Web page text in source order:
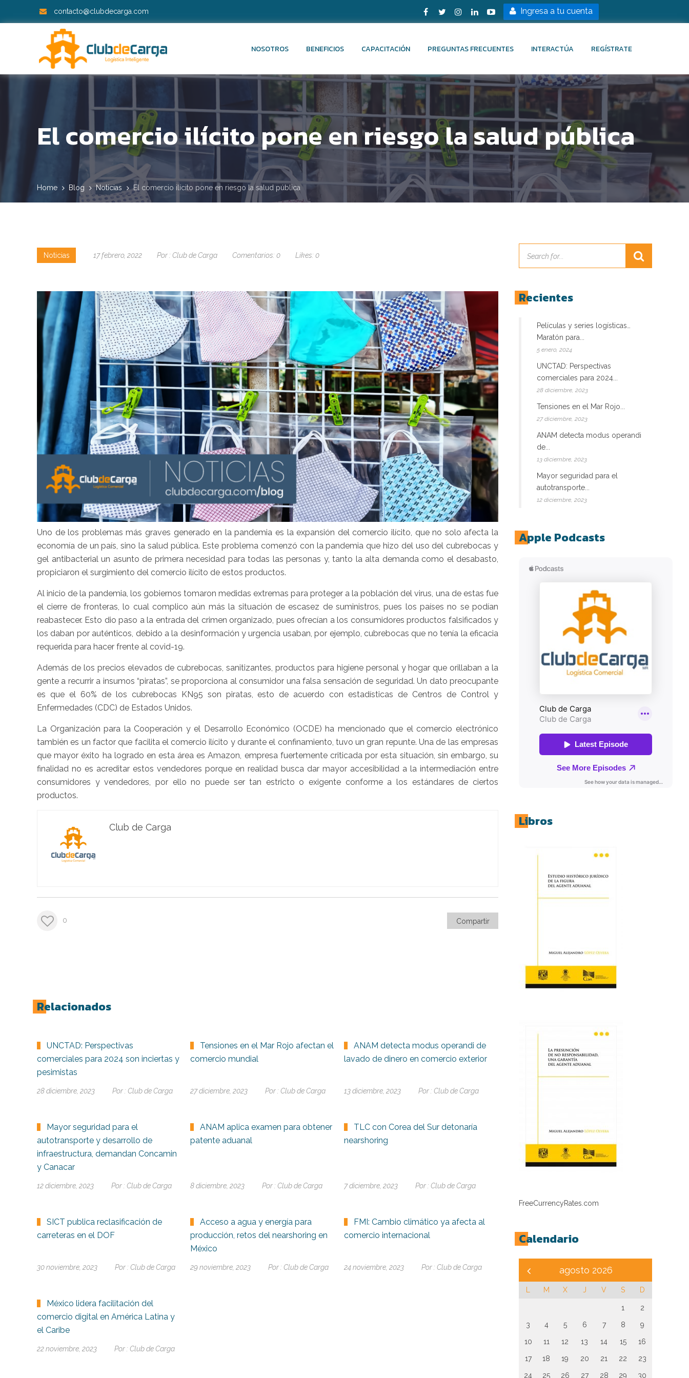
contacto@clubdecarga.com Ingresa a tu cuenta
NOSOTROS BENEFICIOS CAPACITACIÓN PREGUNTAS FRECUENTES INTERACTÚA REGÍSTRATE
El comercio ilícito pone en riesgo la salud pública
Home Blog Noticias El comercio ilícito pone en riesgo la salud pública
Noticias 17 febrero, 2022 Por : Club de Carga Comentarios: 0 Likes: 0
Uno de los problemas más graves generado en la pandemia es la expansión del comercio ilícito, que no solo afecta la
economía de un país, sino la salud pública. Este problema comenzó con la pandemia que hizo del uso del cubrebocas y
gel antibacterial un asunto de primera necesidad para todas las personas y, tanto la alta demanda como el desabasto,
propiciaron el surgimiento del comercio ilícito de estos productos.
Al inicio de la pandemia, los gobiernos tomaron medidas extremas para proteger a la población del virus, una de estas fue
el cierre de fronteras, lo cual complico aún más la situación de escasez de suministros, pues los países no se podían
reabastecer. Esto dio paso a la entrada del crimen organizado, pues ofrecían a los consumidores productos falsificados y
los daban por auténticos, debido a la desinformación y urgencia usaban, por ejemplo, cubrebocas que no tenía la eficacia
requerida para hacer frente al covid-19.
Además de los precios elevados de cubrebocas, sanitizantes, productos para higiene personal y hogar que orillaban a la
gente a recurrir a insumos “piratas”, se proporciona al consumidor una falsa sensación de seguridad. Un dato preocupante
es que el 60% de los cubrebocas KN95 son piratas, esto de acuerdo con estadísticas de Centros de Control y
Enfermedades (CDC) de Estados Unidos.
La Organización para la Cooperación y el Desarrollo Económico (OCDE) ha mencionado que el comercio electrónico
también es un factor que facilita el comercio ilícito y durante el confinamiento, tuvo un gran repunte. Una de las empresas
que mayor éxito ha logrado en esta área es Amazon, empresa fuertemente criticada por esta situación, sin embargo, su
finalidad no es acreditar estos vendedores porque en realidad busca dar mayor accesibilidad a la intermediación entre
consumidores y vendedores, por ello no puede ser tan estricto o exigente conforme a los estándares de ciertos
productos.
Club de Carga
0 Compartir
Relacionados
UNCTAD: Perspectivas
comerciales para 2024 son inciertas y
pesimistas
28 diciembre, 2023 Por : Club de Carga
Tensiones en el Mar Rojo afectan el
comercio mundial
27 diciembre, 2023 Por : Club de Carga
ANAM detecta modus operandi de
lavado de dinero en comercio exterior
13 diciembre, 2023 Por : Club de Carga
Mayor seguridad para el
autotransporte y desarrollo de
infraestructura, demandan Concamin
y Canacar
12 diciembre, 2023 Por : Club de Carga
ANAM aplica examen para obtener
patente aduanal
8 diciembre, 2023 Por : Club de Carga
TLC con Corea del Sur detonaría
nearshoring
7 diciembre, 2023 Por : Club de Carga
SICT publica reclasificación de
carreteras en el DOF
30 noviembre, 2023 Por : Club de Carga
Acceso a agua y energía para
producción, retos del nearshoring en
México
29 noviembre, 2023 Por : Club de Carga
FMI: Cambio climático ya afecta al
comercio internacional
24 noviembre, 2023 Por : Club de Carga
México lidera facilitación del
comercio digital en América Latina y
el Caribe
22 noviembre, 2023 Por : Club de Carga
Recientes
Películas y series logísticas…
Maratón para...
5 enero, 2024
UNCTAD: Perspectivas
comerciales para 2024...
28 diciembre, 2023
Tensiones en el Mar Rojo...
27 diciembre, 2023
ANAM detecta modus operandi
de...
13 diciembre, 2023
Mayor seguridad para el
autotransporte...
12 diciembre, 2023
Apple Podcasts
Libros
FreeCurrencyRates.com
Calendario
agosto 2026
M X J V S D
1 2
3 4 5 6 7 8 9
10 11 12 13 14 15 16
17 18 19 20 21 22 23
24 25 26 27 28 29 30